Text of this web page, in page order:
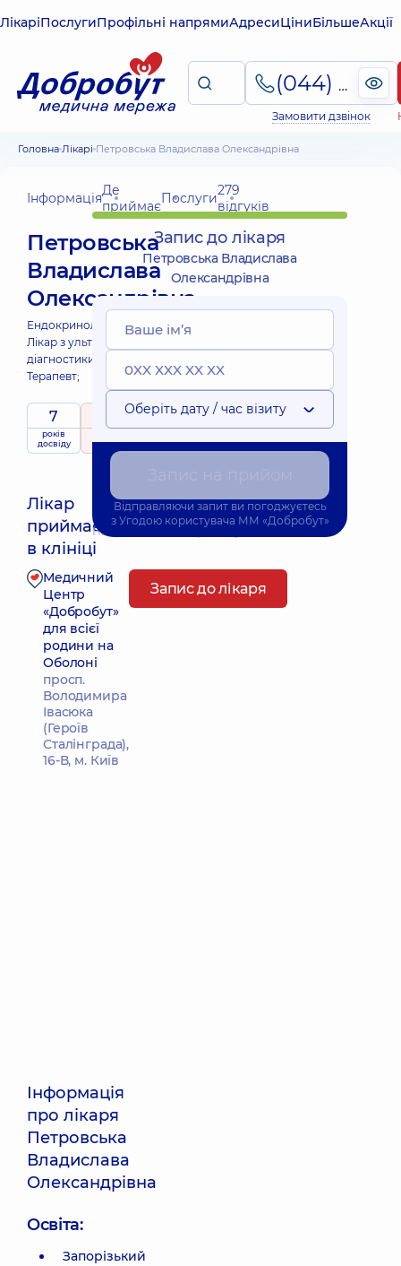
ЛікаріПослугиПрофільні напрямиАдресиЦіниБільшеАкції
(044) 495-2-888
Замовити дзвінок
Головна Лікарі Петровська Владислава Олександрівна
ІнформаціяДе
приймаєПослуги279
відгуків
Петровська
Владислава
Олександрівна
Ендокринолог;
Дієтолог;
Лікар з ультразвукової
діагностики;
Терапевт;
7
років
досвіду
5 / 5
279 відгуків
Лікар
приймає
в клініці
Найближчий час прийому: Сьогодні о 18:45
Медичний
Центр
«Добробут»
для всієї
родини на
Оболоні
просп.
Володимира
Івасюка
(Героїв
Сталінграда),
16-В, м. Київ
Запис до лікаря
Інформація
про лікаря
Петровська
Владислава
Олександрівна
Освіта:
Запорізький
Запис до лікаря
Петровська Владислава
Олександрівна
Оберіть дату / час візиту
Відправляючи запит ви погоджуєтесь
з Угодою користувача ММ «Добробут»